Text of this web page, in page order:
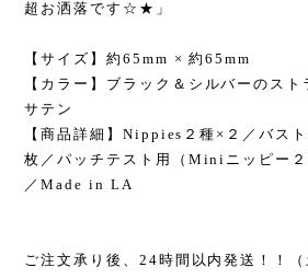
超お洒落です☆★」
【サイズ】約65mm × 約65mm
【カラー】ブラック＆シルバーのス
サテン
【商品詳細】Nippies２種×２／バス
枚／パッチテスト用（Miniニッピー
／Made in LA
ご注文承り後、24時間以内発送！！（